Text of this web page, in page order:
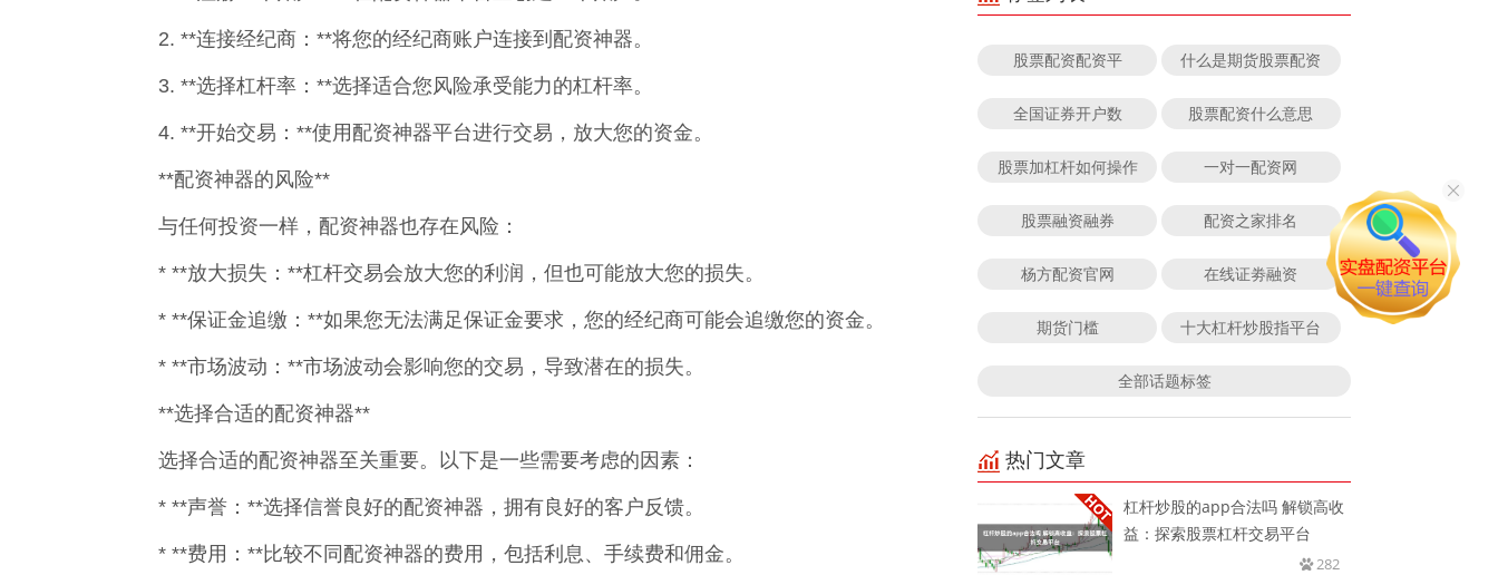
2. **连接经纪商：**将您的经纪商账户连接到配资神器。
3. **选择杠杆率：**选择适合您风险承受能力的杠杆率。
4. **开始交易：**使用配资神器平台进行交易，放大您的资金。
**配资神器的风险**
与任何投资一样，配资神器也存在风险：
* **放大损失：**杠杆交易会放大您的利润，但也可能放大您的损失。
* **保证金追缴：**如果您无法满足保证金要求，您的经纪商可能会追缴您的资金。
* **市场波动：**市场波动会影响您的交易，导致潜在的损失。
**选择合适的配资神器**
选择合适的配资神器至关重要。以下是一些需要考虑的因素：
* **声誉：**选择信誉良好的配资神器，拥有良好的客户反馈。
* **费用：**比较不同配资神器的费用，包括利息、手续费和佣金。
股票配资配资平 什么是期货股票配资
全国证券开户数 股票配资什么意思
股票加杠杆如何操作 一对一配资网
股票融资融券 配资之家排名
杨方配资官网 在线证劵融资
期货门槛 十大杠杆炒股指平台
全部话题标签
热门文章
杠杆炒股的app合法吗 解锁高收
益：探索股票杠杆交易平台
282